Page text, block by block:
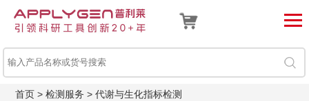
首页> 检测服务 > 代谢与生化指标检测